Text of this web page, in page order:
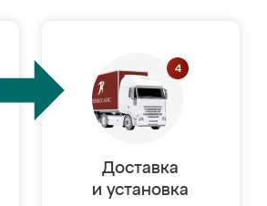
Доставка
и установка